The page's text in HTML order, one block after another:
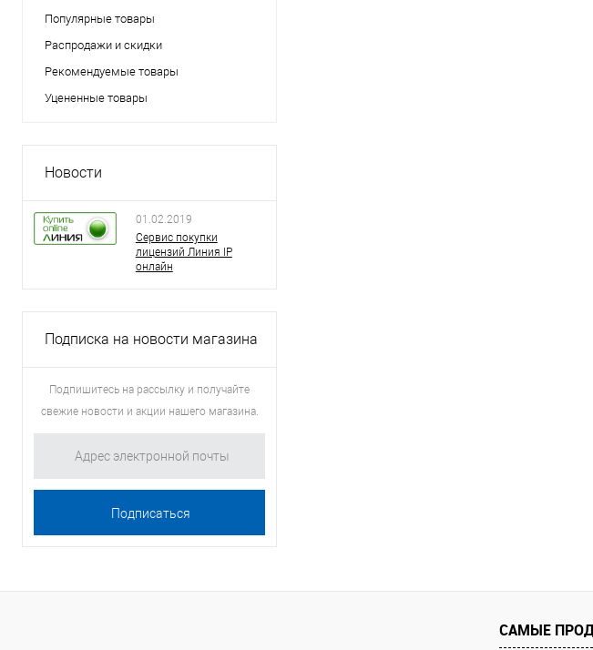
Популярные товары
Распродажи и скидки
Рекомендуемые товары
Уцененные товары
Новости
01.02.2019
Сервис покупки
лицензий Линия IP
онлайн
Подписка на новости магазина
Подпишитесь на рассылку и получайте
свежие новости и акции нашего магазина.
САМЫЕ